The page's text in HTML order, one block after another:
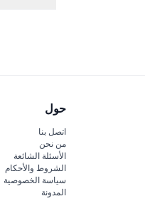
حول
اتصل بنا
من نحن
الأسئلة الشائعة
الشروط والأحكام
سياسة الخصوصية
المدونة